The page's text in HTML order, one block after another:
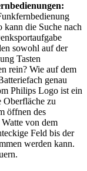
kann die Suche nach
sowohl auf der
Tasten
rein? Wie auf dem
genau
Philips Logo ist ein
Oberfläche zu
öffnen des
von dem
Feld bis der
werden kann.